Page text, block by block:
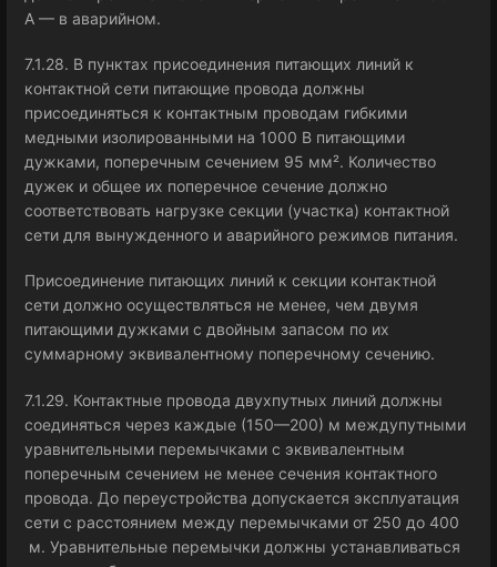
А — в аварийном.
7.1.28. В пунктах присоединения питающих линий к
контактной сети питающие провода должны
присоединяться к контактным проводам гибкими
медными изолированными на 1000 В питающими
дужками, поперечным сечением 95 мм². Количество
дужек и общее их поперечное сечение должно
соответствовать нагрузке секции (участка) контактной
сети для вынужденного и аварийного режимов питания.
Присоединение питающих линий к секции контактной
сети должно осуществляться не менее, чем двумя
питающими дужками с двойным запасом по их
суммарному эквивалентному поперечному сечению.
7.1.29. Контактные провода двухпутных линий должны
соединяться через каждые (150—200) м междупутными
уравнительными перемычками с эквивалентным
поперечным сечением не менее сечения контактного
провода. До переустройства допускается эксплуатация
сети с расстоянием между перемычками от 250 до 400
м. Уравнительные перемычки должны устанавливаться